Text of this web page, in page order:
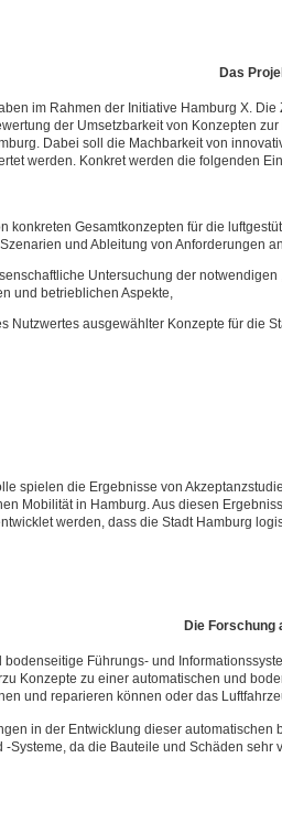
Das
im Rahmen der Initiative Hamburg X.
der Umsetzbarkeit von Konzepten
Dabei soll die Machbarkeit von
werden. Konkret werden die folgenden
konkreten Gesamtkonzepten für die
und Ableitung von Anforderungen
Untersuchung der
und betrieblichen Aspekte,
Nutzwertes ausgewählter Konzepte für die
spielen die Ergebnisse von
Mobilität in Hamburg. Aus diesen
werden, dass die Stadt Hamburg
Die Forschung
bodenseitige Führungs- und
Konzepte zu einer automatischen und
und reparieren können oder das
in der Entwicklung dieser
-Systeme, da die Bauteile und Schäden sehr